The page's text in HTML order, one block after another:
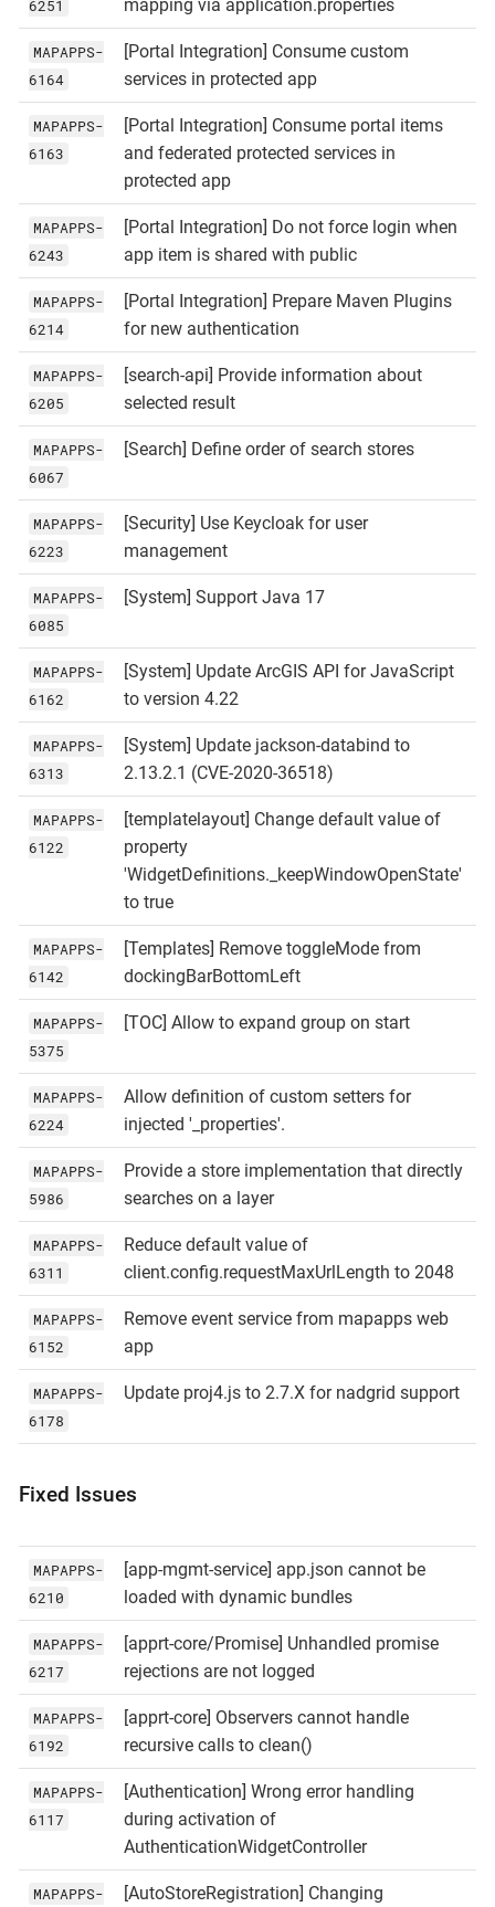
6251 mapping via application.properties
MAPAPPS-
6164
[Portal Integration] Consume custom
services in protected app
MAPAPPS-
6163
[Portal Integration] Consume portal items
and federated protected services in
protected app
MAPAPPS-
6243
[Portal Integration] Do not force login when
app item is shared with public
MAPAPPS-
6214
[Portal Integration] Prepare Maven Plugins
for new authentication
MAPAPPS-
6205
[search-api] Provide information about
selected result
MAPAPPS-
6067
[Search] Define order of search stores
MAPAPPS-
6223
[Security] Use Keycloak for user
management
MAPAPPS-
6085
[System] Support Java 17
MAPAPPS-
6162
[System] Update ArcGIS API for JavaScript
to version 4.22
MAPAPPS-
6313
[System] Update jackson-databind to
2.13.2.1 (CVE-2020-36518)
MAPAPPS-
6122
[templatelayout] Change default value of
property
'WidgetDefinitions._keepWindowOpenState'
to true
MAPAPPS-
6142
[Templates] Remove toggleMode from
dockingBarBottomLeft
MAPAPPS-
5375
[TOC] Allow to expand group on start
MAPAPPS-
6224
Allow definition of custom setters for
injected '_properties'.
MAPAPPS-
5986
Provide a store implementation that directly
searches on a layer
MAPAPPS-
6311
Reduce default value of
client.config.requestMaxUrlLength to 2048
MAPAPPS-
6152
Remove event service from mapapps web
app
MAPAPPS-
6178
Update proj4.js to 2.7.X for nadgrid support
Fixed Issues
MAPAPPS-
6210
[app-mgmt-service] app.json cannot be
loaded with dynamic bundles
MAPAPPS-
6217
[apprt-core/Promise] Unhandled promise
rejections are not logged
MAPAPPS-
6192
[apprt-core] Observers cannot handle
recursive calls to clean()
MAPAPPS-
6117
[Authentication] Wrong error handling
during activation of
AuthenticationWidgetController
MAPAPPS-
[AutoStoreRegistration] Changing